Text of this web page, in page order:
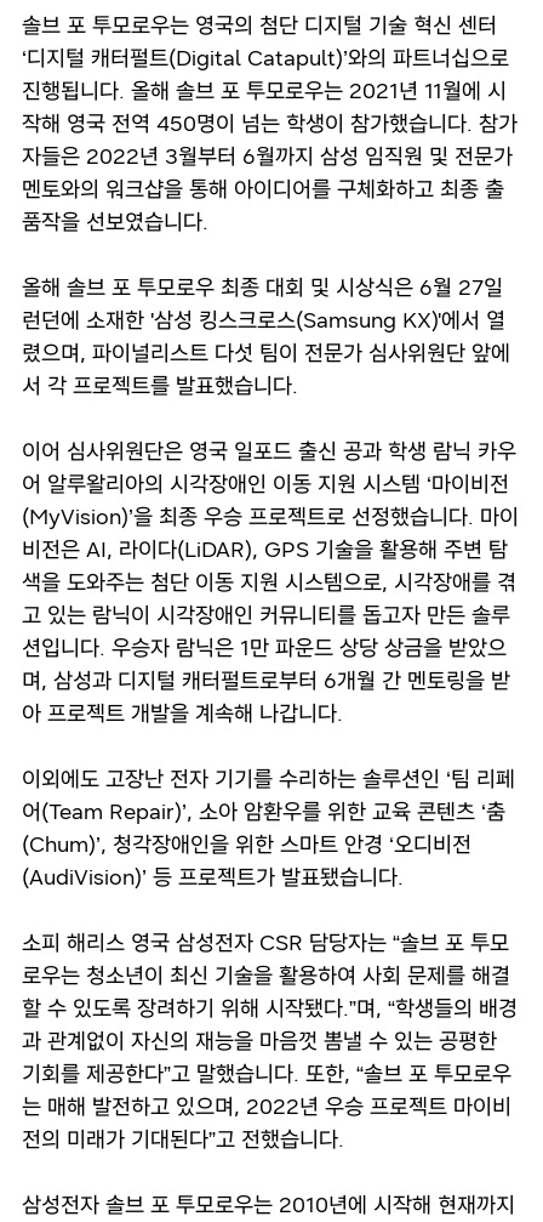
솔브 포 투모로우는 영국의 첨단 디지털 기술 혁신 센터
‘디지털 캐터펄트(Digital Catapult)’와의 파트너십으로
진행됩니다. 올해 솔브 포 투모로우는 2021년 11월에 시
작해 영국 전역 450명이 넘는 학생이 참가했습니다. 참가
자들은 2022년 3월부터 6월까지 삼성 임직원 및 전문가
멘토와의 워크샵을 통해 아이디어를 구체화하고 최종 출
품작을 선보였습니다.
올해 솔브 포 투모로우 최종 대회 및 시상식은 6월 27일
런던에 소재한 '삼성 킹스크로스(Samsung KX)'에서 열
렸으며, 파이널리스트 다섯 팀이 전문가 심사위원단 앞에
서 각 프로젝트를 발표했습니다.
이어 심사위원단은 영국 일포드 출신 공과 학생 람닉 카우
어 알루왈리아의 시각장애인 이동 지원 시스템 ‘마이비전
(MyVision)’을 최종 우승 프로젝트로 선정했습니다. 마이
비전은 AI, 라이다(LiDAR), GPS 기술을 활용해 주변 탐
색을 도와주는 첨단 이동 지원 시스템으로, 시각장애를 겪
고 있는 람닉이 시각장애인 커뮤니티를 돕고자 만든 솔루
션입니다. 우승자 람닉은 1만 파운드 상당 상금을 받았으
며, 삼성과 디지털 캐터펄트로부터 6개월 간 멘토링을 받
아 프로젝트 개발을 계속해 나갑니다.
이외에도 고장난 전자 기기를 수리하는 솔루션인 ‘팀 리페
어(Team Repair)’, 소아 암환우를 위한 교육 콘텐츠 ‘춤
(Chum)’, 청각장애인을 위한 스마트 안경 ‘오디비전
(AudiVision)’ 등 프로젝트가 발표됐습니다.
소피 해리스 영국 삼성전자 CSR 담당자는 “솔브 포 투모
로우는 청소년이 최신 기술을 활용하여 사회 문제를 해결
할 수 있도록 장려하기 위해 시작됐다.”며, “학생들의 배경
과 관계없이 자신의 재능을 마음껏 뽐낼 수 있는 공평한
기회를 제공한다”고 말했습니다. 또한, “솔브 포 투모로우
는 매해 발전하고 있으며, 2022년 우승 프로젝트 마이비
전의 미래가 기대된다”고 전했습니다.
삼성전자 솔브 포 투모로우는 2010년에 시작해 현재까지